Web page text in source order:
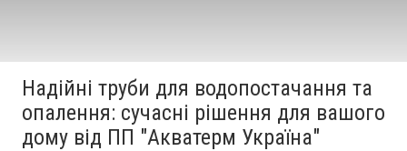
Надійні труби для водопостачання та
опалення: сучасні рішення для вашого
дому від ПП "Акватерм Україна"